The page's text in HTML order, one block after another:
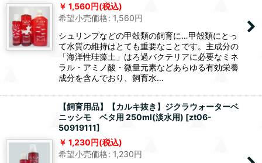
1,560円(税込)
希望小売価格: 1,560円
シュリンプなどの甲殻類の飼育に…甲殻類にとっ
て水質の維持はとても重要なことです。主成分の
「海洋性珪藻土」はろ過バクテリアに必要なミネ
ラル・アミノ酸・微量元素などあらゆる有効栄養
成分を含んでおり、飼育水…
【飼育用品】【カルキ抜き】ジクラウォーターベ
ニッシモ ベタ用 250ml(淡水用) [zt06-
50919111]
1,230円(税込)
希望小売価格: 1,230円